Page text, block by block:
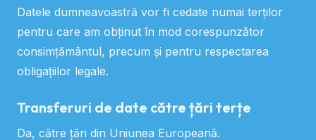
Datele dumneavoastră vor fi cedate numai terților
pentru care am obținut în mod corespunzător
consimțământul, precum și pentru respectarea
obligațiilor legale.
Transferuri de date către țări terțe
Da, către țări din Uniunea Europeană.